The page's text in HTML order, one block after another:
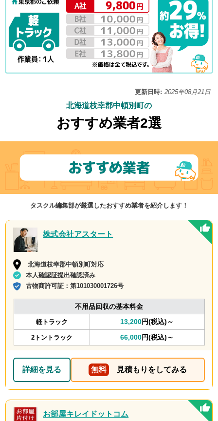
更新日時: 2025年08月21日
北海道枝幸郡中頓別町の
おすすめ業者2選
タスクル編集部が厳選したおすすめ業者を紹介します！
株式会社アスタート
北海道枝幸郡中頓別町対応
本人確認証提出確認済み
古物商許可証：第101030001726号
不用品回収の基本料金
軽トラック 13,200円(税込)～
2トントラック 66,000円(税込)～
詳細を見る 無料 見積もりをしてみる
お部屋キレイドットコム